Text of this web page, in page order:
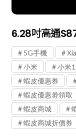
6.28吋高通
5G手機
小米
小米
蝦皮優惠券
蝦皮優惠劵領取
蝦皮商城
蝦皮商城折價券